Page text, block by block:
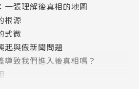
偏差會讓我們誤以為自己所下的
理，即使事實並非如此，再加上
媒體的興起，以及出現了將假新
，現在這個世界擁有促成後真相
張理解後真相的地圖
根源
式微
與假新聞問題
致我們進入後真相嗎？